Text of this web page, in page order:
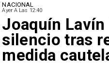
NACIONAL
Ayer A Las 12:40
Joaquín Lavín
silencio tras
medida